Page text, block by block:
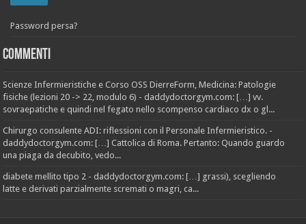
Password persa?
Commenti
Scienze Infermieristiche e Corso OSS DierreForm, Medicina: Patologie
fisiche (lezioni 20 -> 22, modulo 6) - daddydoctorgym.com: […] vv.
sovraepatiche e quindi nel fegato nello scompenso cardiaco dx o gl...
Chirurgo consulente ADI: riflessioni con il Personale Infermieristico. -
daddydoctorgym.com: […] Cattolica di Roma. Pertanto: Quando guardo
una piaga da decubito, vedo...
diabete mellito tipo 2 - daddydoctorgym.com: […] grassi), scegliendo
latte e derivati parzialmente scremati o magri, ca...